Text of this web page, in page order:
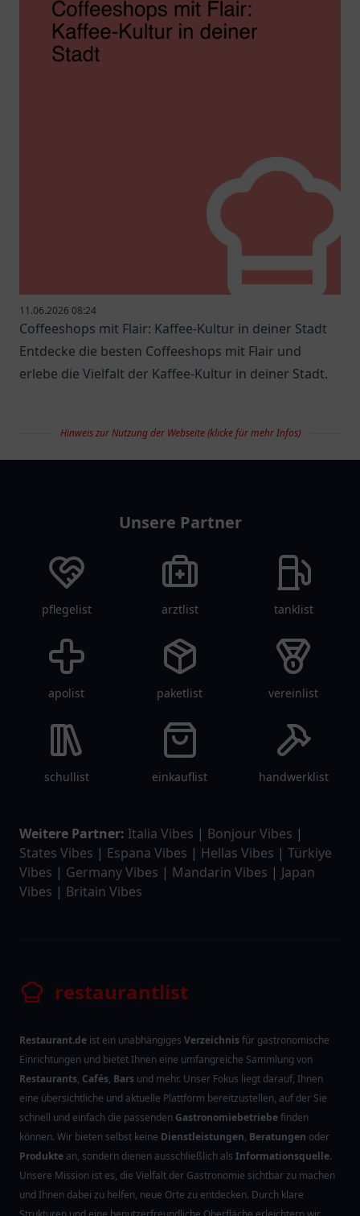
11.06.2026 08:24
Coffeeshops mit Flair: Kaffee-Kultur in deiner Stadt
Entdecke die besten Coffeeshops mit Flair und
erlebe die Vielfalt der Kaffee-Kultur in deiner Stadt.
Hinweis zur Nutzung der Webseite (klicke für mehr Infos)
Unsere Partner
pflegelist arztlist tanklist
apolist paketlist vereinlist
schullist einkauflist handwerklist
Weitere Partner: Italia Vibes | Bonjour Vibes |
States Vibes | Espana Vibes | Hellas Vibes | Türkiye
Vibes | Germany Vibes | Mandarin Vibes | Japan
Vibes | Britain Vibes
restaurantlist
Restaurant.de ist ein unabhängiges Verzeichnisfür gastronomische
Einrichtungen und bietet Ihnen eine umfangreiche Sammlung von
Restaurants, Cafés, Bars und mehr. Unser Fokus liegt darauf, Ihnen
eine übersichtliche und aktuelle Plattform bereitzustellen, auf der Sie
schnell und einfach die passenden Gastronomiebetriebefinden
können. Wir bieten selbst keine Dienstleistungen, Beratungen oder
Produkte an, sondern dienen ausschließlich als Informationsquelle.
Unsere Mission ist es, die Vielfalt der Gastronomie sichtbar zu machen
und Ihnen dabei zu helfen, neue Orte zu entdecken. Durch klare